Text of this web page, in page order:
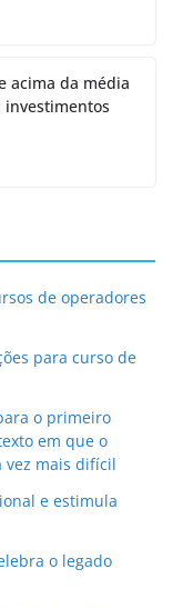
acima da média
investimentos
de operadores
para curso de
o primeiro
em que o
vez mais difícil
e estimula
o legado